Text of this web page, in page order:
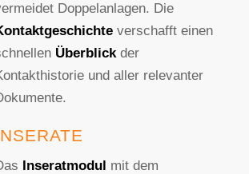
Doppelanlagen. Die
verschafft einen
Überblickder
und aller relevanter
Inseratmodul mit dem